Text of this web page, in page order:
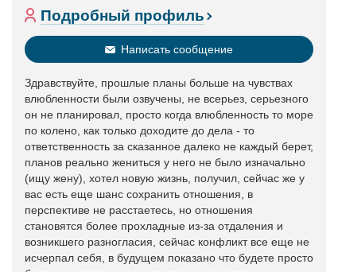
Подробный профиль
Написать сообщение
Здравствуйте, прошлые планы больше на чувствах
влюбленности были озвучены, не всерьез, серьезного
он не планировал, просто когда влюбленность то море
по колено, как только доходите до дела - то
ответственность за сказанное далеко не каждый берет,
планов реально жениться у него не было изначально
(ищу жену), хотел новую жизнь, получил, сейчас же у
вас есть еще шанс сохранить отношения, в
перспективе не расстаетесь, но отношения
становятся более прохладные из-за отдаления и
возникшего разногласия, сейчас конфликт все еще не
исчерпал себя, в будущем показано что будете просто